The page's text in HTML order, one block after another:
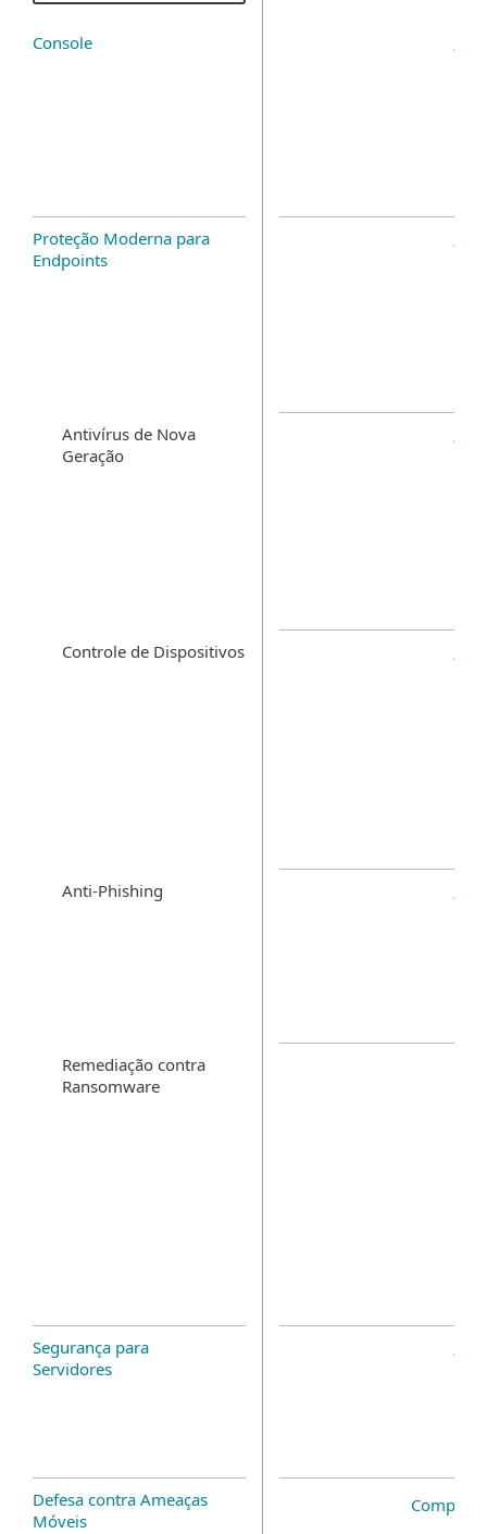
Console
Proteção Moderna para
Endpoints
Antivírus de Nova
Geração
Controle de Dispositivos
Anti-Phishing
Remediação contra
Ransomware
Segurança para
Servidores
Defesa contra Ameaças
Móveis